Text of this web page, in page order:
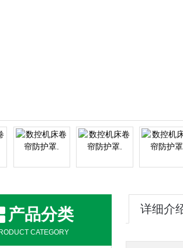
产品分类
CATEGORY
详细介